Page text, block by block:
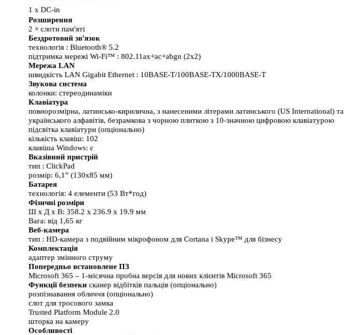
1 x DC-in
Розширення
2 × слоти пам'яті
Бездротовий зв'язок
технологія : Bluetooth® 5.2
підтримка мережі Wi-Fi™ : 802.11ax+ac+abgn (2x2)
Мережа LAN
швидкість LAN Gigabit Ethernet : 10BASE-T/100BASE-TX/1000BASE-T
Звукова система
колонки: стереодинаміки
Клавіатура
повнорозмірна, латинсько-кирилична, з нанесеними літерами латинського (US International) та
українського алфавітів, безрамкова з чорною плиткою з 10-значною цифровою клавіатурою
підсвітка клавіатури (опціонально)
кількість клавіш: 102
клавіша Windows: є
Вказівний пристрій
тип : ClickPad
розмір: 6,1” (130х85 мм)
Батарея
технологія: 4 елементи (53 Вт*год)
Фізичні розміри
Ш x Д x В: 358.2 x 236.9 x 19.9 мм
Вага: від 1,65 кг
Веб-камера
тип : HD-камера з подвійним мікрофоном для Cortana і Skype™ для бізнесу
Комплектація
адаптер змінного струму
Попередньо встановлене ПЗ
Microsoft 365 – 1-місячна пробна версія для нових клієнтів Microsoft 365
Функції безпеки сканер відбітків пальців (опціонально)
розпізнавання обличчя (опціонально)
слот для тросового замка
Trusted Platform Module 2.0
шторка на камеру
Особливості